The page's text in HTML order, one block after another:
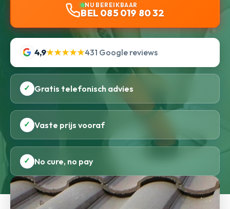
NU BEREIKBAAR
BEL 085 019 80 32
4,9★★★★★431 Google reviews
✓ Gratis telefonisch advies
✓ Vaste prijs vooraf
✓ No cure, no pay